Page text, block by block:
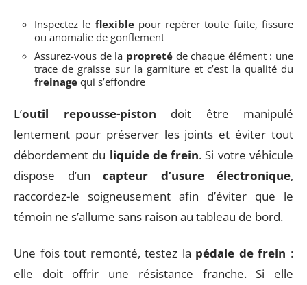
Inspectez le flexiblepour repérer toute fuite, fissure
ou anomalie de gonflement
Assurez-vous de la propretéde chaque élément : une
trace de graisse sur la garniture et c’est la qualité du
freinage qui s’effondre
L’outil repousse-piston doit être manipulé
lentement pour préserver les joints et éviter tout
débordement du liquide de frein. Si votre véhicule
dispose d’un capteur d’usure électronique,
raccordez-le soigneusement afin d’éviter que le
témoin ne s’allume sans raison au tableau de bord.
Une fois tout remonté, testez la pédale de frein :
elle doit offrir une résistance franche. Si elle